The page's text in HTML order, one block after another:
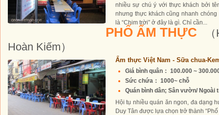
nhiều sự chú ý với thực khách bởi
nhưng thực khách cũng nhanh
là “Chim trời” ở đây là gì. Chỉ cần...
PHỐ ẨM THỰC
Hoàn Kiếm）
Ẩm thực Việt Nam - Sữa chua-
Giá bình quân： 100.000 ~
Sức chứa： 1000~ chỗ
Quán bình dân; Sân vườn/ Ngoài
Hội tụ nhiều quán ăn ngon, đa dạng
Duy Tân được lựa chọn trở thành